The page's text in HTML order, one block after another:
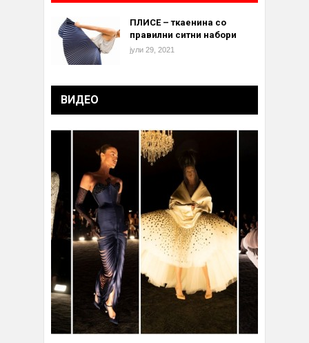
ПЛИСЕ – ткаенина со
правилни ситни набори
јули 29, 2021
ВИДЕО